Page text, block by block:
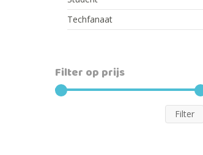
Techfanaat
Filter op prijs
Filter